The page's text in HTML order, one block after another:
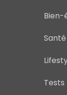
Bien-
Santé